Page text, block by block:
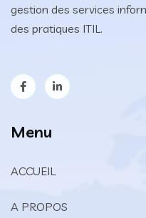
gestion des services
des pratiques ITIL.
Menu
ACCUEIL
A PROPOS